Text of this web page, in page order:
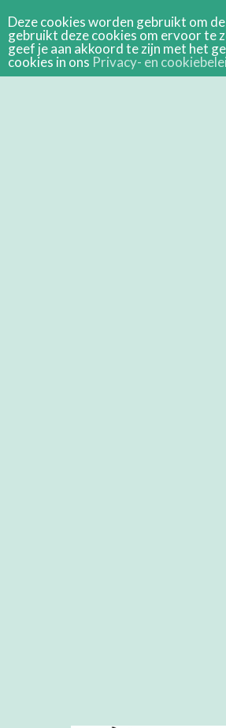
Deze cookies worden gebruikt om
gebruikt deze cookies om ervoor te
geef je aan akkoord te zijn met het
cookies in ons Privacy- en